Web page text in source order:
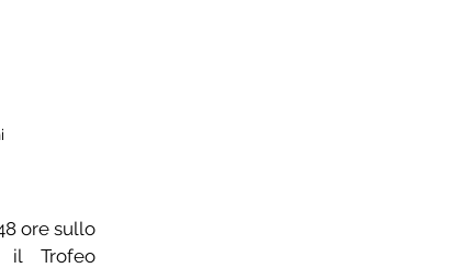
ore sullo
il Trofeo